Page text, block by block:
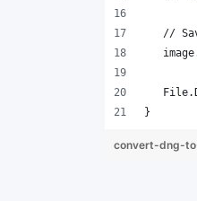
}
convert-dng-